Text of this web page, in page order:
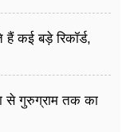
कई बड़े रिकॉर्ड,
से गुरुग्राम तक का